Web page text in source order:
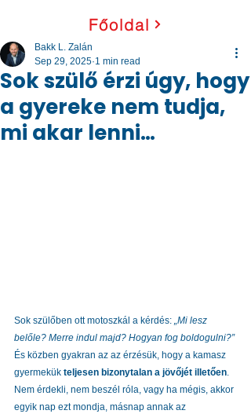
Főoldal
Sok szülő érzi úgy, hogy
a gyereke nem tudja,
mi akar lenni…
Bakk L. Zalán
Sep 29, 2025 1 min read
Sok szülőben ott motoszkál a kérdés: „Mi lesz
belőle? Merre indul majd? Hogyan fog boldogulni?”
És közben gyakran az az érzésük, hogy a kamasz
gyermekük teljesen bizonytalan a jövőjét illetően.
Nem érdekli, nem beszél róla, vagy ha mégis, akkor
egyik nap ezt mondja, másnap annak az